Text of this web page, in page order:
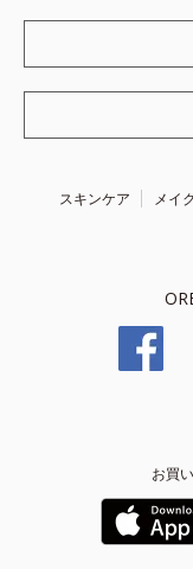
スキンケア メイク
お買